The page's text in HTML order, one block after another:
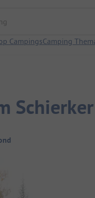
CampingsCamping